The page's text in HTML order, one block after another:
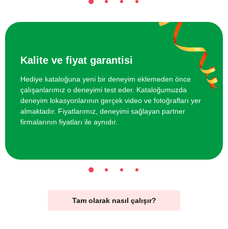
Kalite ve fiyat garantisi
Hediye kataloğuna yeni bir deneyim eklemeden önce
çalışanlarımız o deneyimi test eder. Kataloğumuzda
deneyim lokasyonlarının gerçek video ve fotoğrafları yer
almaktadır. Fiyatlarımız, deneyimi sağlayan partner
firmalarının fiyatları ile aynıdır.
Tam olarak nasıl çalışır?